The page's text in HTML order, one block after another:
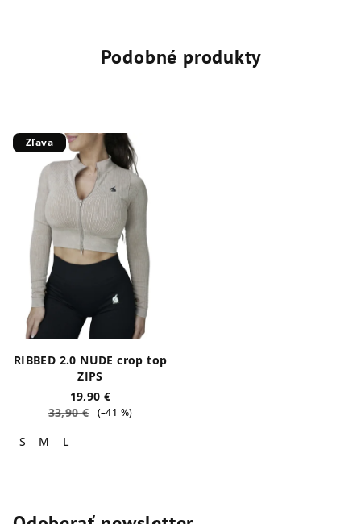
Podobné produkty
Zľava
RIBBED 2.0 NUDE crop top
ZIPS
19,90 €
33,90 €
(–41 %)
S M L